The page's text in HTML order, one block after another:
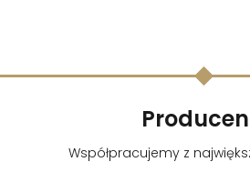
Współpracujemy z